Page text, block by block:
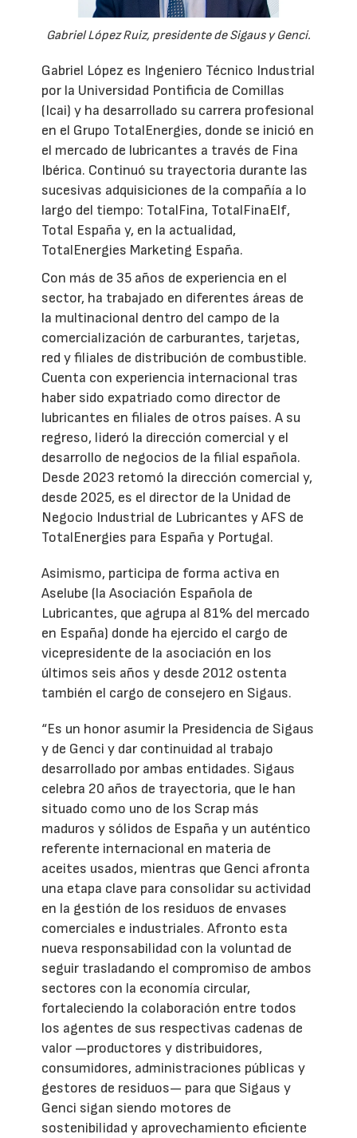
Gabriel López Ruiz, presidente de Sigaus y Genci.
Gabriel López es Ingeniero Técnico Industrial
por la Universidad Pontificia de Comillas
(Icai) y ha desarrollado su carrera profesional
en el Grupo TotalEnergies, donde se inició en
el mercado de lubricantes a través de Fina
Ibérica. Continuó su trayectoria durante las
sucesivas adquisiciones de la compañía a lo
largo del tiempo: TotalFina, TotalFinaElf,
Total España y, en la actualidad,
TotalEnergies Marketing España.
Con más de 35 años de experiencia en el
sector, ha trabajado en diferentes áreas de
la multinacional dentro del campo de la
comercialización de carburantes, tarjetas,
red y filiales de distribución de combustible.
Cuenta con experiencia internacional tras
haber sido expatriado como director de
lubricantes en filiales de otros países. A su
regreso, lideró la dirección comercial y el
desarrollo de negocios de la filial española.
Desde 2023 retomó la dirección comercial y,
desde 2025, es el director de la Unidad de
Negocio Industrial de Lubricantes y AFS de
TotalEnergies para España y Portugal.
Asimismo, participa de forma activa en
Aselube (la Asociación Española de
Lubricantes, que agrupa al 81% del mercado
en España) donde ha ejercido el cargo de
vicepresidente de la asociación en los
últimos seis años y desde 2012 ostenta
también el cargo de consejero en Sigaus.
“Es un honor asumir la Presidencia de Sigaus
y de Genci y dar continuidad al trabajo
desarrollado por ambas entidades. Sigaus
celebra 20 años de trayectoria, que le han
situado como uno de los Scrap más
maduros y sólidos de España y un auténtico
referente internacional en materia de
aceites usados, mientras que Genci afronta
una etapa clave para consolidar su actividad
en la gestión de los residuos de envases
comerciales e industriales. Afronto esta
nueva responsabilidad con la voluntad de
seguir trasladando el compromiso de ambos
sectores con la economía circular,
fortaleciendo la colaboración entre todos
los agentes de sus respectivas cadenas de
valor —productores y distribuidores,
consumidores, administraciones públicas y
gestores de residuos— para que Sigaus y
Genci sigan siendo motores de
sostenibilidad y aprovechamiento eficiente